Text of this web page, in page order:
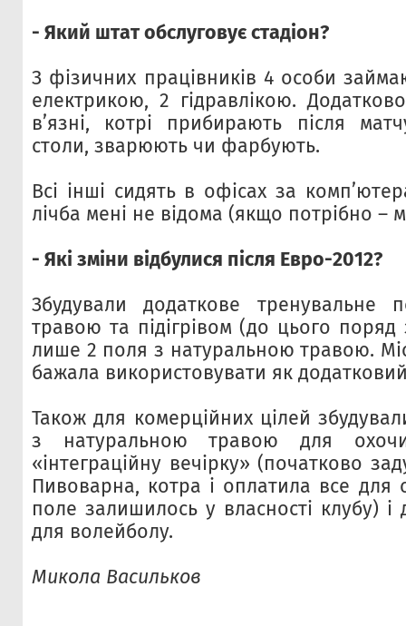
- Який штат обслуговує стадіон?
З фізичних працівників 4 особи
електрикою, 2 гідравлікою.
в’язні, котрі прибирають після
столи, зварюють чи фарбують.
Всі інші сидять в офісах за
лічба мені не відома (якщо потрібно –
- Які зміни відбулися після Евро-2012?
Збудували додаткове тренувальне
травою та підігрівом (до цього поряд
лише 2 поля з натуральною травою.
бажала використовувати як
Також для комерційних цілей
з натуральною травою для
«інтеграційну вечірку» (початково
Пивоварна, котра і оплатила все для
поле залишилось у власності клубу)
для волейболу.
Микола Васильков